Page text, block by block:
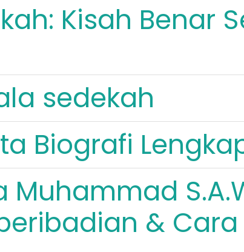
Kisah Benar
sedekah
Biografi
Muhammad
&